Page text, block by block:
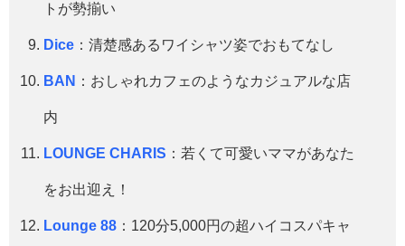
トが勢揃い
Dice ：清楚感あるワイシャツ姿でおもてなし
BAN ：おしゃれカフェのようなカジュアルな店
内
LOUNGE CHARIS ：若くて可愛いママがあなた
をお出迎え！
Lounge 88 ：120分5,000円の超ハイコスパキャ